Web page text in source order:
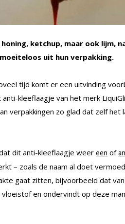
honing, ketchup, maar ook lijm,
uit hun verpakking.
tijd komt er een uitvinding
anti-kleeflaagje van het merk
verpakkingen zo glad dat zelf
dit anti-kleeflaagje weer een of
– zoals de naam al doet
gaat zitten, bijvoorbeeld dat
en ondervindt op deze